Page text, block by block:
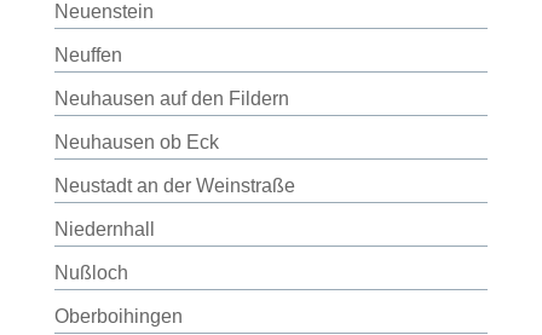
Neuenstein
Neuffen
Neuhausen auf den Fildern
Neuhausen ob Eck
Neustadt an der Weinstraße
Niedernhall
Nußloch
Oberboihingen